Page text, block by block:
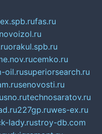
fas.ru
novoizol.ru
orakul.spb.ru
cemko.ru
oil.rusuperiorsearch.ru
senovosti.ru
technosaratov.ru
227gp.ruwes-ex.ru
lady.rustroy-db.com